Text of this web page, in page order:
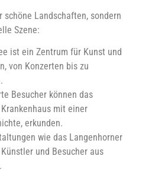
Landschaften, sondern
Szene:
ist ein Zentrum für Kunst und
von Konzerten bis zu
Besucher können das
mit einer
erkunden.
wie das Langenhorner
und Besucher aus